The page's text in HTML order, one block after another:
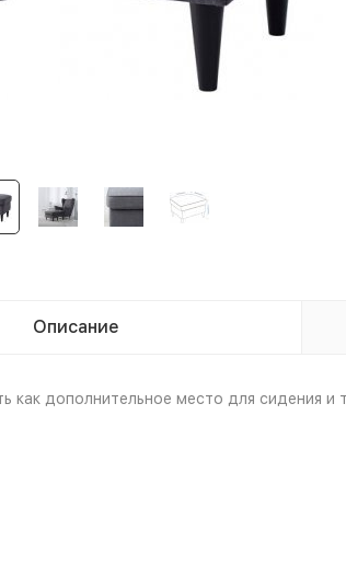
Описание
как дополнительное место для сидения и